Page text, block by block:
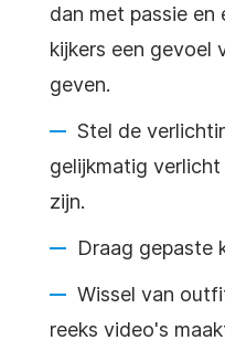
dan met passie en
kijkers een gevoel
geven.
Stel de
gelijkmatig
zijn.
Draag gepaste
Wissel van
reeks video's